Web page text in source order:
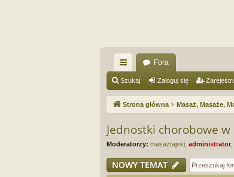
ię
ce
…
Fora
Szukaj Zaloguj się
Strona główna Masaż, Masaże,
Jednostki chorobowe w
Moderatorzy: masaztajski administrator
NOWY TEMAT